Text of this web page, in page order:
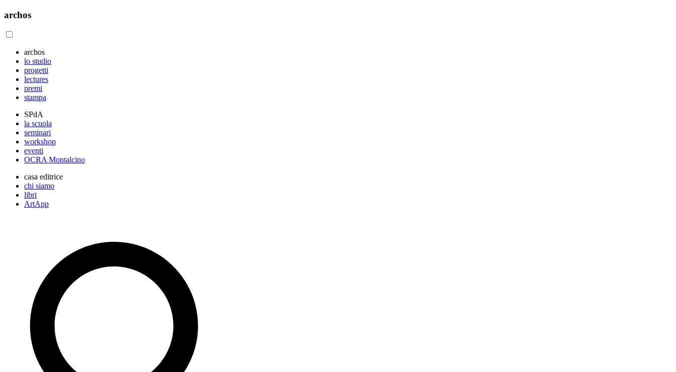
archos
archos
lo studio
progetti
lectures
premi
stampa
SPdA
la scuola
seminari
workshop
eventi
OCRA Montalcino
casa editrice
chi siamo
libri
ArtApp